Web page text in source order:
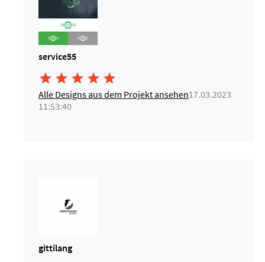
service55
    
Alle Designs aus dem Projekt ansehen17.03.2023
11:53:40
gittilang